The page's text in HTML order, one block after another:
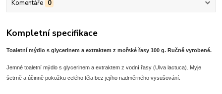
Komentáře 0
Kompletní specifikace
Toaletní mýdlo s glycerinem a extraktem z mořské řasy 100 g. Ručně vyrobené.
Jemné toaletní mýdlo s glycerinem a extraktem z vodní řasy (Ulva lactuca). Myje
šetrně a účinně pokožku celého těla bez jejího nadměrného vysušování.